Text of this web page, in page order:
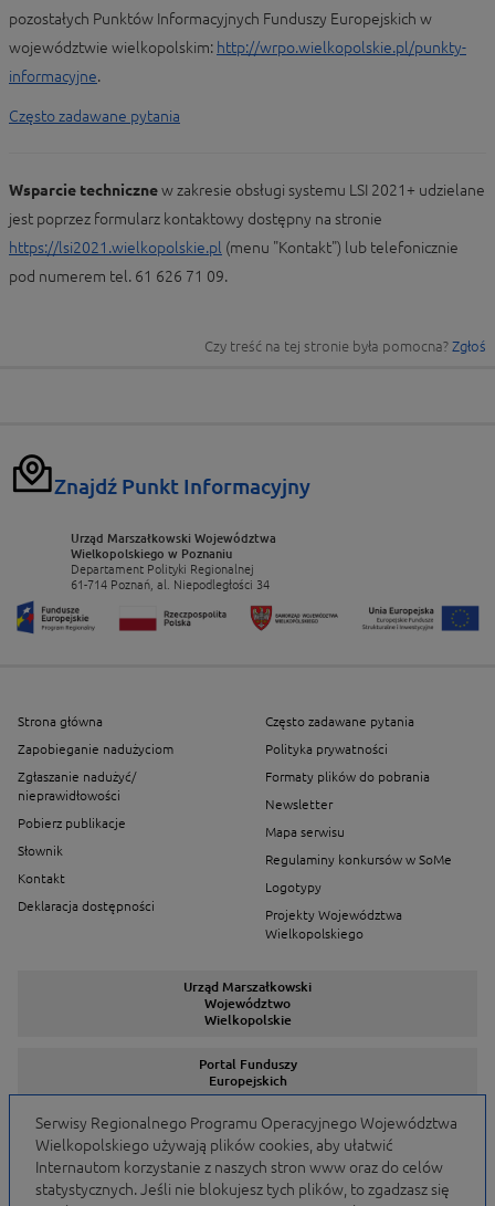
pozostałych Punktów Informacyjnych Funduszy Europejskich w
województwie wielkopolskim: http://wrpo.wielkopolskie.pl/punkty-
informacyjne.
Często zadawane pytania
Wsparcie technicznew zakresie obsługi systemu LSI 2021+ udzielane
jest poprzez formularz kontaktowy dostępny na stronie
https://lsi2021.wielkopolskie.pl (menu "Kontakt") lub telefonicznie
pod numerem tel. 61 626 71 09.
Czy treść na tej stronie była pomocna? Zgłoś
Znajdź Punkt Informacyjny
Urząd Marszałkowski Województwa
Wielkopolskiego w Poznaniu
Departament Polityki Regionalnej
61-714 Poznań, al. Niepodległości 34
Strona główna
Zapobieganie nadużyciom
Zgłaszanie nadużyć/
nieprawidłowości
Pobierz publikacje
Słownik
Kontakt
Deklaracja dostępności
Często zadawane pytania
Polityka prywatności
Formaty plików do pobrania
Newsletter
Mapa serwisu
Regulaminy konkursów w SoMe
Logotypy
Projekty Województwa
Wielkopolskiego
Urząd Marszałkowski
Województwo
Wielkopolskie
Portal Funduszy
Europejskich
Serwisy Programów
Serwisy Regionalnego Programu Operacyjnego Województwa
Wielkopolskiego używają plików cookies, aby ułatwić
Internautom korzystanie z naszych stron www oraz do celów
statystycznych. Jeśli nie blokujesz tych plików, to zgadzasz się